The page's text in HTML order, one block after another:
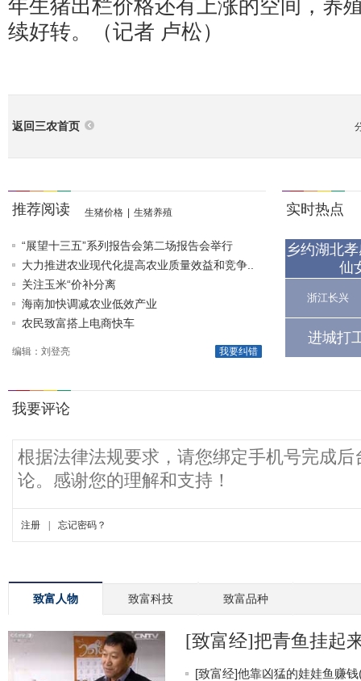
年生猪出栏价格还有上涨的空间，养
续好转。（记者 卢松）
返回三农首页
推荐阅读 生猪价格 生猪养殖
“展望十三五”系列报告会第二场报告会举行
大力推进农业现代化提高农业质量效益和竞争..
关注玉米“价补分离
海南加快调减农业低效产业
农民致富搭上电商快车
我要纠错
编辑：刘登亮
实时热点
乡约湖北
仙
浙江长兴
进城打
致富人物 致富科技 致富品种
[致富经]把青鱼挂起
[致富经]他靠凶猛的娃娃鱼赚钱